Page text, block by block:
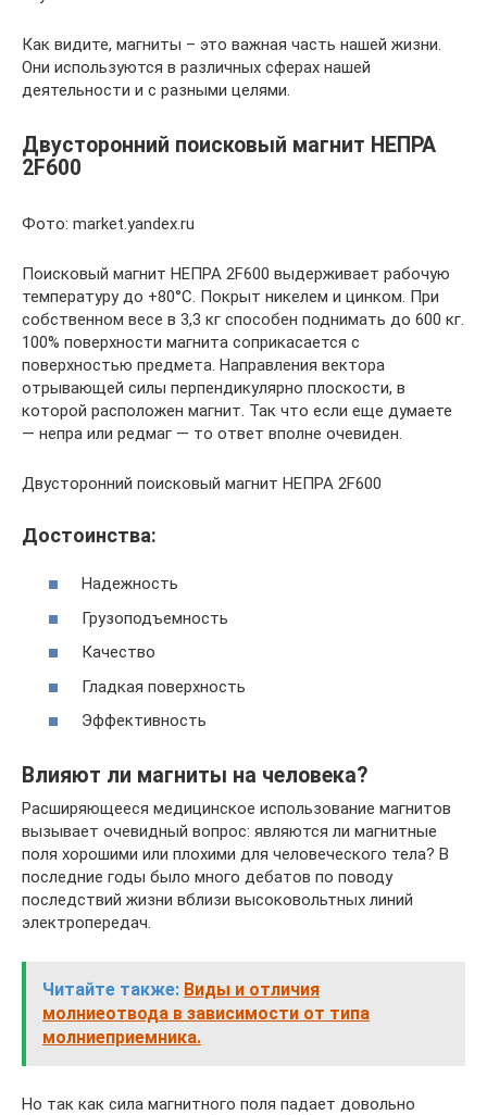
Как видите, магниты – это важная часть нашей жизни.
Они используются в различных сферах нашей
деятельности и с разными целями.
Двусторонний поисковый магнит НЕПРА
2F600
Фото: market.yandex.ru
Поисковый магнит НЕПРА 2F600 выдерживает рабочую
температуру до +80°С. Покрыт никелем и цинком. При
собственном весе в 3,3 кг способен поднимать до 600 кг.
100% поверхности магнита соприкасается с
поверхностью предмета. Направления вектора
отрывающей силы перпендикулярно плоскости, в
которой расположен магнит. Так что если еще думаете
— непра или редмаг — то ответ вполне очевиден.
Двусторонний поисковый магнит НЕПРА 2F600
Достоинства:
Надежность
Грузоподъемность
Качество
Гладкая поверхность
Эффективность
Влияют ли магниты на человека?
Расширяющееся медицинское использование магнитов
вызывает очевидный вопрос: являются ли магнитные
поля хорошими или плохими для человеческого тела? В
последние годы было много дебатов по поводу
последствий жизни вблизи высоковольтных линий
электропередач.
Читайте также: Виды и отличия
молниеотвода в зависимости от типа
молниеприемника.
Но так как сила магнитного поля падает довольно